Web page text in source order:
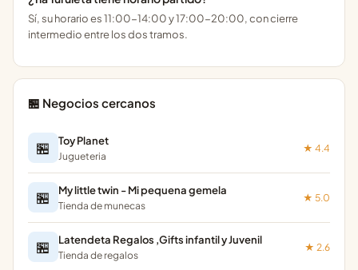
Sí, su horario es 11:00-14:00 y 17:00-20:00, con cierre
intermedio entre los dos tramos.
🏪 Negocios cercanos
🏪 Toy Planet
Jugueteria
★ 4.4
🏪 My little twin - Mi pequena gemela
Tienda de munecas
★ 5.0
🏪 Latendeta Regalos ,Gifts infantil y Juvenil
Tienda de regalos
★ 2.6